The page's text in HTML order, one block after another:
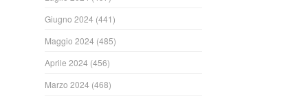
Giugno 2024 (441)
Maggio 2024 (485)
Aprile 2024 (456)
Marzo 2024 (468)